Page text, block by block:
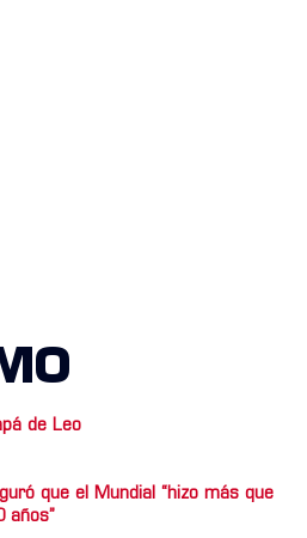
de Leo
que el Mundial “hizo más que
años”